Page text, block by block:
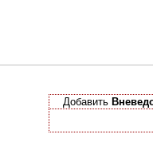
Добавить